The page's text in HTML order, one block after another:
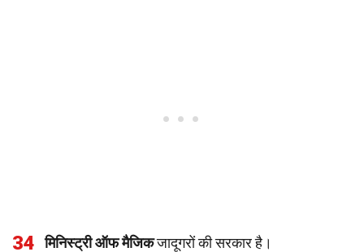
34 मिनिस्ट्री ऑफ मैजिकजादूगरों की सरकार है।